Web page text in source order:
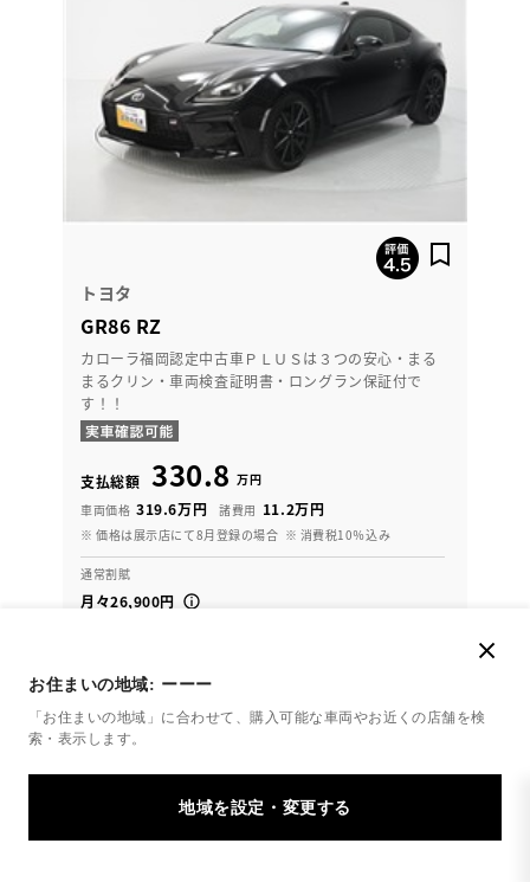
お住まいの地域: ーーー
「お住まいの地域」に合わせて、購入可能な車両やお近くの店舗を検
索・表示します。
トヨタ
GR86 RZ
カローラ福岡認定中古車ＰＬＵＳは３つの安心・まる
まるクリン・車両検査証明書・ロングラン保証付で
す！！
支払総額 330.8 万円
車両価格 319.6万円 諸費用 11.2万円
※ 価格は展示店にて8月登録の場合 ※ 消費税10％込み
通常割賦
月々26,900円
なし
整備 定期点検整備付
カローラ福岡 北九州マイカーセンター